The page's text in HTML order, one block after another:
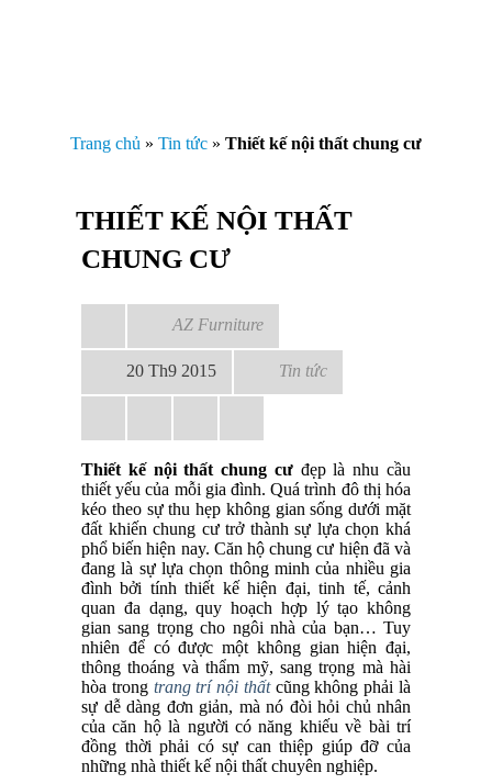
Trang chủ » Tin tức » Thiết kế nội thất chung cư
THIẾT KẾ NỘI THẤT
CHUNG CƯ
AZ Furniture
20 Th9 2015 Tin tức
Thiết kế nội thất chung cưđẹp là nhu cầu
thiết yếu của mỗi gia đình. Quá trình đô thị hóa
kéo theo sự thu hẹp không gian sống dưới mặt
đất khiến chung cư trở thành sự lựa chọn khá
phổ biến hiện nay. Căn hộ chung cư hiện đã và
đang là sự lựa chọn thông minh của nhiều gia
đình bởi tính thiết kế hiện đại, tinh tế, cảnh
quan đa dạng, quy hoạch hợp lý tạo không
gian sang trọng cho ngôi nhà của bạn… Tuy
nhiên để có được một không gian hiện đại,
thông thoáng và thẩm mỹ, sang trọng mà hài
hòa trong trang trí nội thấtcũng không phải là
sự dễ dàng đơn giản, mà nó đòi hỏi chủ nhân
của căn hộ là người có năng khiếu về bài trí
đồng thời phải có sự can thiệp giúp đỡ của
những nhà thiết kế nội thất chuyên nghiệp.